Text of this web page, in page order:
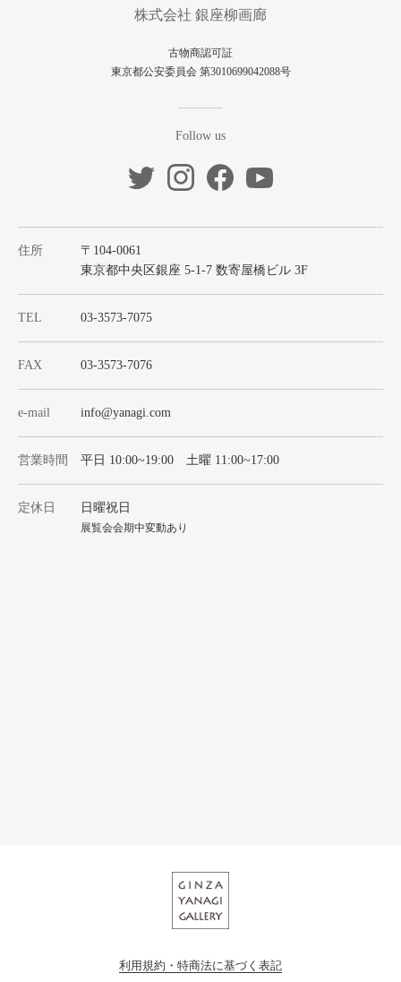
株式会社 銀座柳画廊
古物商認可証
東京都公安委員会 第3010699042088号
Follow us
住所
〒104-0061
東京都中央区銀座 5-1-7 数寄屋橋ビル 3F
TEL 03-3573-7075
FAX 03-3573-7076
e-mail info@yanagi.com
営業時間 平日 10:00~19:00 土曜 11:00~17:00
定休日 日曜祝日
展覧会会期中変動あり
利用規約・特商法に基づく表記